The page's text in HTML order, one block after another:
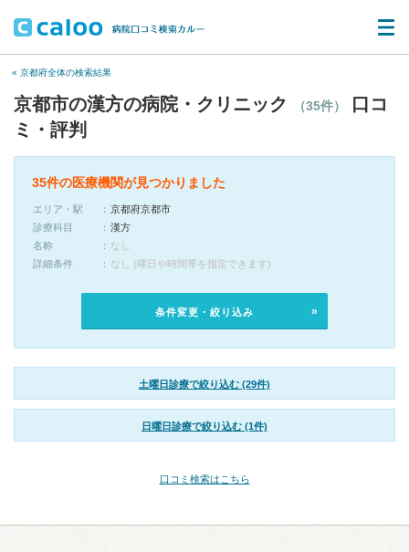
« 京都府全体の検索結果
京都市の漢方の病院・クリニック （35件）
口コ
ミ・評判
35件の医療機関が見つかりました
エリア・駅
京都府京都市
診療科目
漢方
名称
なし
詳細条件
なし (曜日や時間帯を指定できます)
条件変更・絞り込み
土曜日診療で絞り込む (29件)
日曜日診療で絞り込む (1件)
口コミ検索はこちら